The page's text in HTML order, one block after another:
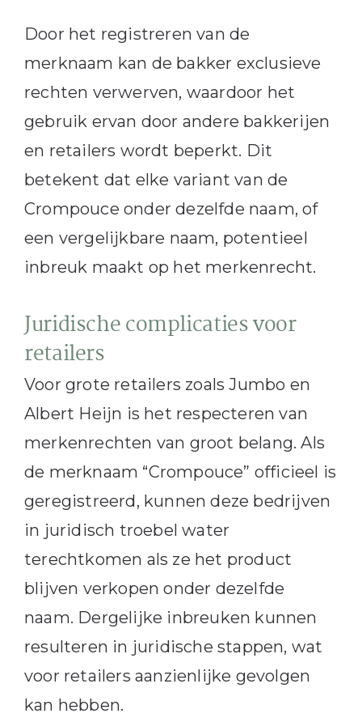
Door het registreren van de
merknaam kan de bakker exclusieve
rechten verwerven, waardoor het
gebruik ervan door andere bakkerijen
en retailers wordt beperkt. Dit
betekent dat elke variant van de
Crompouce onder dezelfde naam, of
een vergelijkbare naam, potentieel
inbreuk maakt op het merkenrecht.
Juridische complicaties voor
retailers
Voor grote retailers zoals Jumbo en
Albert Heijn is het respecteren van
merkenrechten van groot belang. Als
de merknaam “Crompouce” officieel is
geregistreerd, kunnen deze bedrijven
in juridisch troebel water
terechtkomen als ze het product
blijven verkopen onder dezelfde
naam. Dergelijke inbreuken kunnen
resulteren in juridische stappen, wat
voor retailers aanzienlijke gevolgen
kan hebben.